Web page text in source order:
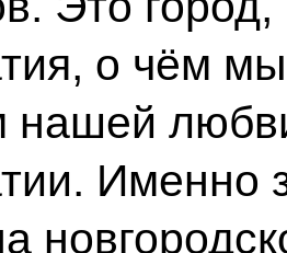
о чём
нашей
Именно